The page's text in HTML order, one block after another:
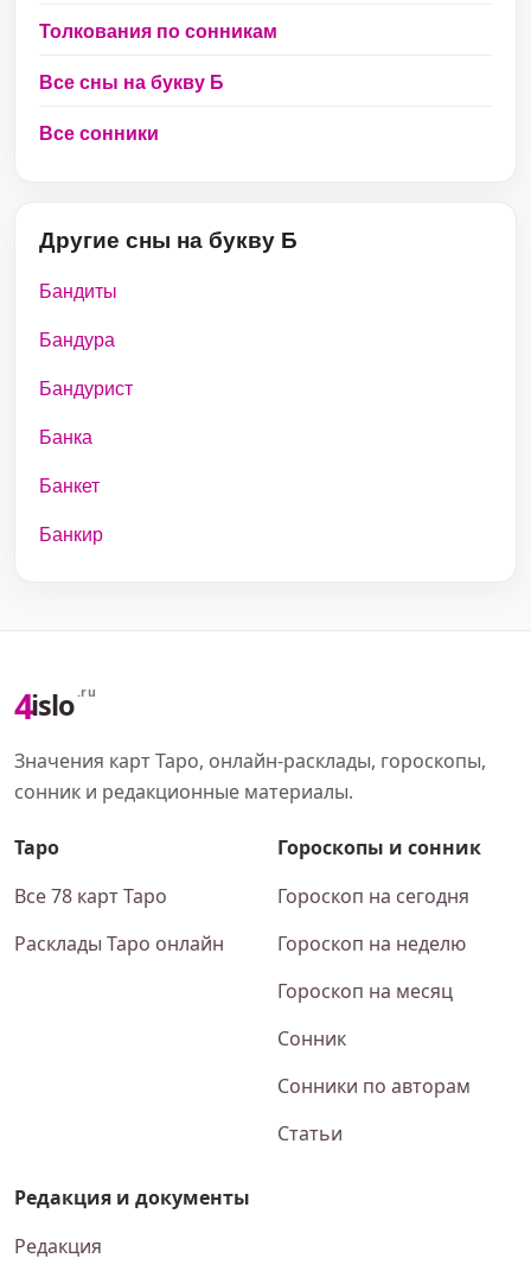
Толкования по сонникам
Все сны на букву Б
Все сонники
Другие сны на букву Б
Бандиты
Бандура
Бандурист
Банка
Банкет
Банкир
4islo .ru
Значения карт Таро, онлайн-расклады, гороскопы,
сонник и редакционные материалы.
Таро
Все 78 карт Таро
Расклады Таро онлайн
Гороскопы и сонник
Гороскоп на сегодня
Гороскоп на неделю
Гороскоп на месяц
Сонник
Сонники по авторам
Статьи
Редакция и документы
Редакция